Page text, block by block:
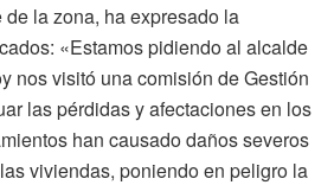
la zona, ha expresado la
«Estamos pidiendo al alcalde
nos visitó una comisión de Gestión
las pérdidas y afectaciones en los
han causado daños severos
viviendas, poniendo en peligro la